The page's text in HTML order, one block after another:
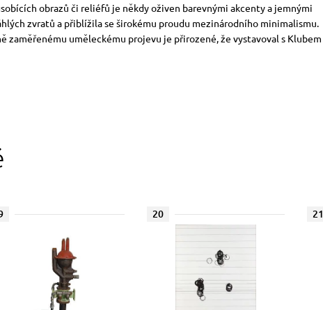
obrazů či reliéfů je někdy oživen barevnými akcenty a jemnými
zvratů a přiblížila se širokému proudu mezinárodního minimalismu.
zaměřenému uměleckému projevu je přirozené, že vystavoval s Klubem
20 21